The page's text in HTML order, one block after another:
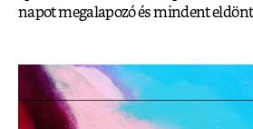
napot megalapozó és mindent